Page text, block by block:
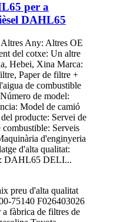
per a
DAHL65
Any: Altres OE
del cotxe: Un altre
Hebei, Xina Marca:
Paper de filtre +
de combustible
de model:
Model de camió
producte: Servei de
Serveis
d'enginyeria
d'alta qualitat:
DAHL65 DELI...